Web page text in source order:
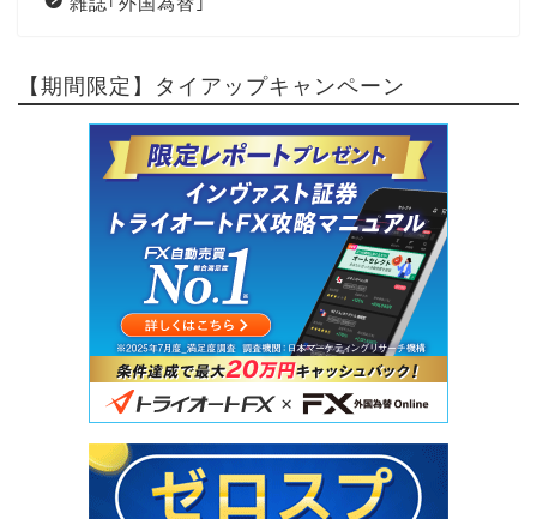
【期間限定】タイアップキャンペーン